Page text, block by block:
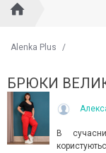
Alenka Plus /
БРЮКИ
В